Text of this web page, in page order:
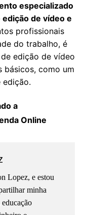
especializado
de vídeo e
profissionais
do trabalho, é
edição de vídeo
básicos, como um
a
Online
Lopez, e estou
minha